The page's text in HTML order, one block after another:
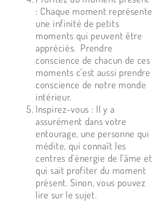
: Chaque moment représente
une infinité de petits
moments qui peuvent être
appréciés. Prendre
conscience de chacun de ces
moments c’est aussi prendre
conscience de notre monde
intérieur.
Inspirez-vous : Il y a
assurément dans votre
entourage, une personne qui
médite, qui connaît les
centres d’énergie de l’âme et
qui sait profiter du moment
présent. Sinon, vous pouvez
lire sur le sujet.